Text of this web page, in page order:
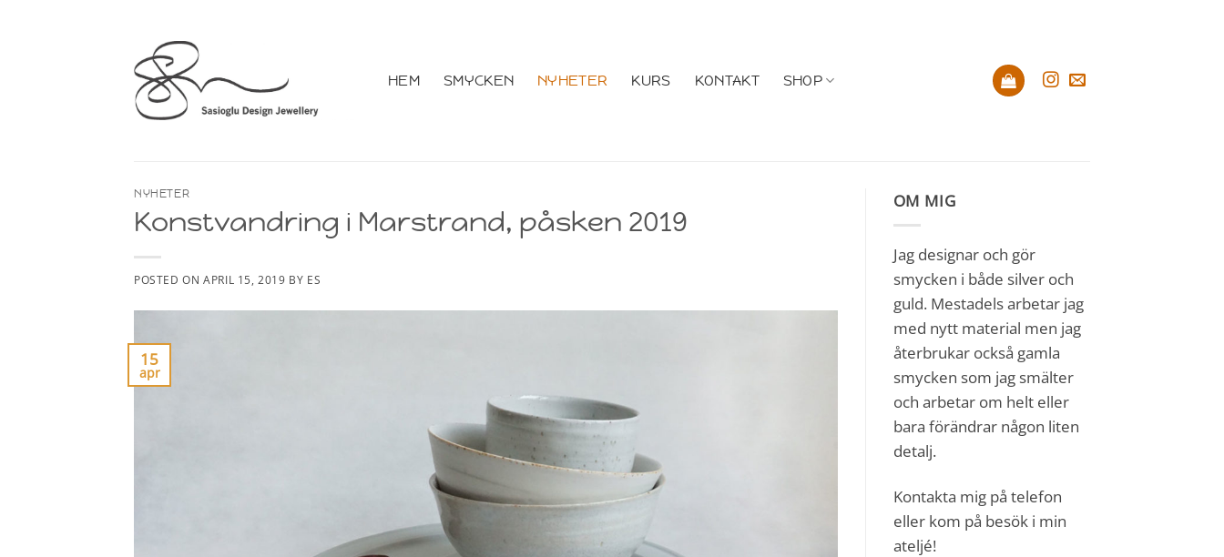
HEM SMYCKEN NYHETER KURS KONTAKT SHOP
NYHETER
Konstvandring i Marstrand, påsken 2019
POSTED ONAPRIL 15, 2019 BY ES
15
apr
OM MIG
Jag designar och gör
smycken i både silver och
guld. Mestadels arbetar jag
med nytt material men jag
återbrukar också gamla
smycken som jag smälter
och arbetar om helt eller
bara förändrar någon liten
detalj.
Kontakta mig på telefon
eller kom på besök i min
ateljé!